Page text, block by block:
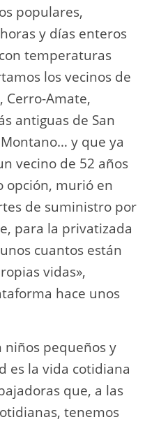
populares,
y días enteros
temperaturas
los vecinos de
Cerro-Amate,
antiguas de San
y que ya
vecino de 52 años
opción, murió en
de suministro por
para la privatizada
cuantos están
vidas»,
hace unos
niños pequeños y
es la vida cotidiana
que, a las
tenemos